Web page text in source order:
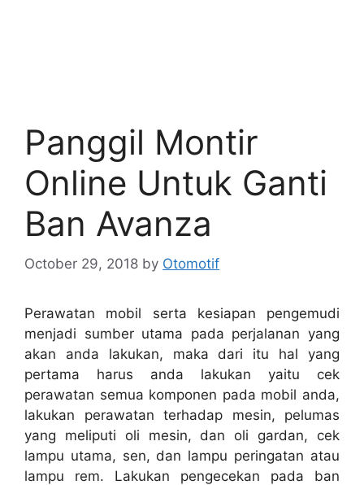
Panggil Montir
Online Untuk Ganti
Ban Avanza
October 29, 2018 by Otomotif
Perawatan mobil serta kesiapan pengemudi
menjadi sumber utama pada perjalanan yang
akan anda lakukan, maka dari itu hal yang
pertama harus anda lakukan yaitu cek
perawatan semua komponen pada mobil anda,
lakukan perawatan terhadap mesin, pelumas
yang meliputi oli mesin, dan oli gardan, cek
lampu utama, sen, dan lampu peringatan atau
lampu rem. Lakukan pengecekan pada ban